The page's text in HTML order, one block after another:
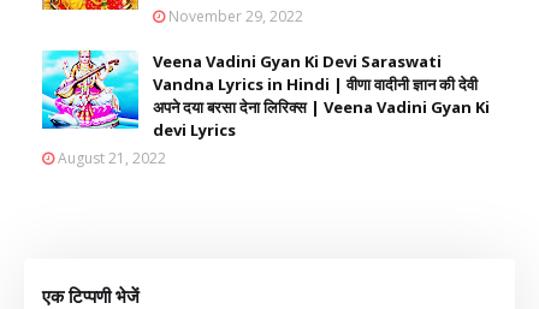
November 29, 2022
Veena Vadini Gyan Ki Devi Saraswati
Vandna Lyrics in Hindi | वीणा वादीनी ज्ञान की देवी
अपने दया बरसा देना लिरिक्स | Veena Vadini Gyan Ki
devi Lyrics
August 21, 2022
एक टिप्पणी भेजें